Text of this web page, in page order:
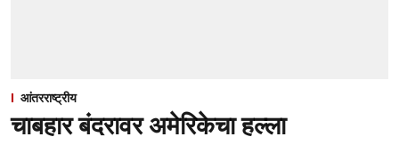
आंतरराष्ट्रीय
चाबहार बंदरावर अमेरिकेचा हल्ला